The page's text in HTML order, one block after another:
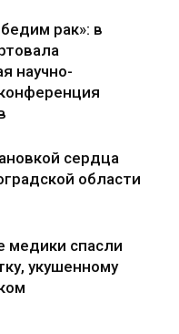
рак»: в
научно-
сердца
области
медики спасли
укушенному